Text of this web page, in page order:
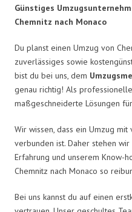
Günstiges
Chemnitz nach Monaco
Du planst einen Umzug von
zuverlässiges sowie
bist du bei uns, dem
genau richtig! Als
maßgeschneiderte Lösungen
Wir wissen, dass ein Umzug
verbunden ist. Daher stehen
Erfahrung und unserem Know-
Chemnitz nach Monaco so
Bei uns kannst du auf einen